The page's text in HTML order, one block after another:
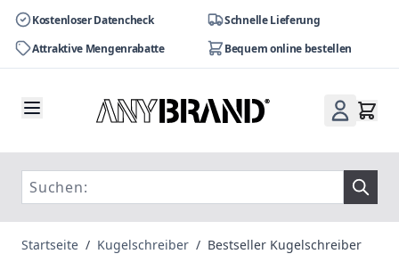
Kostenloser Datencheck
Schnelle Lieferung
Attraktive Mengenrabatte
Bequem online bestellen
Startseite / Kugelschreiber / Bestseller Kugelschreiber